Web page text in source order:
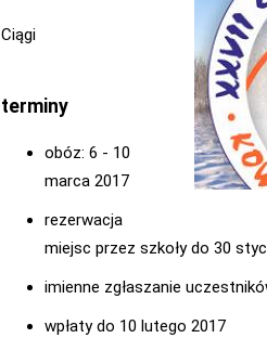
Ciągi
terminy
obóz: 6 - 10
marca 2017
rezerwacja
miejsc przez szkoły do 30
imienne zgłaszanie
wpłaty do 10 lutego 2017